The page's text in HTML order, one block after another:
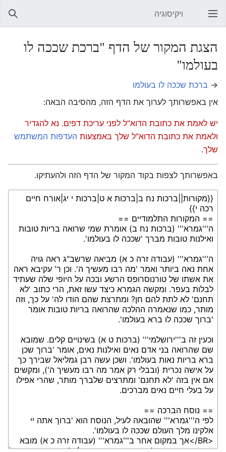
פתיחת התפריט הראשי ויקיסוגיה
הצגת המקור של הדף "ברכת שככה לו
בעולמו"
→ ברכת שככה לו בעולמו
אין באפשרותך לערוך את הדף הזה, מהסיבה הבאה:
יש לאמת את כתובת הדוא"ל לפני עריכת דפים. נא להגדיר
ולאמת את כתובת הדוא"ל שלך באמצעות העדפות המשתמש
שלך.
באפשרותך לצפות בקוד המקור של הדף הזה ולהעתיקו.